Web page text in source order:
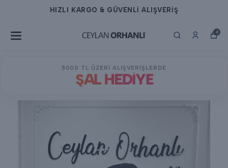
HIZLI KARGO & GÜVENLİ ALIŞVERİŞ
0
5000 TL ÜZERİ ALIŞVERİŞLERDE
ŞAL HEDİYE